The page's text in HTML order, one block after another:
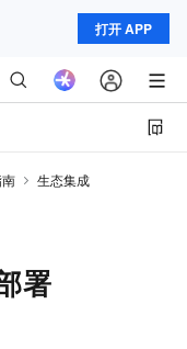
打开 APP
生态集成
署